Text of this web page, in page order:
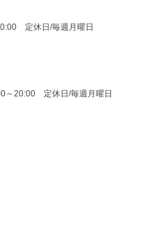
定休日/毎週月曜日
～20:00 定休日/毎週月曜日